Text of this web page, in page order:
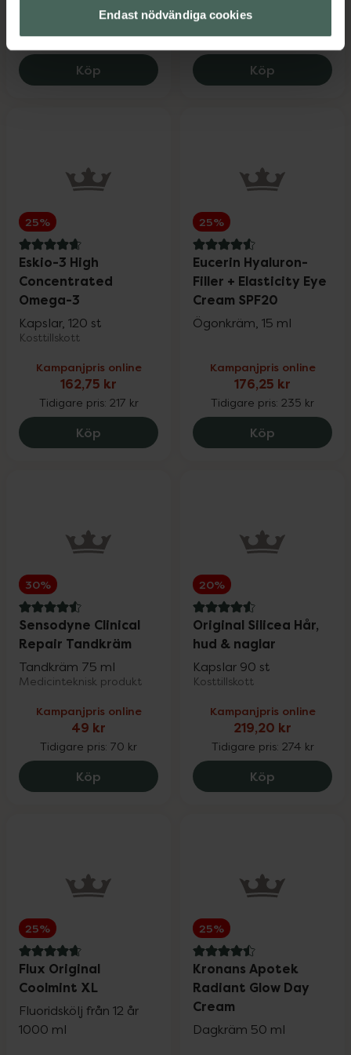
Endast nödvändiga cookies
276,75 kr
Tidigare pris:369 kr
Köp St.Tropez Self Tan Bronzing Express
296,25 kr
Tidigare pris:395 kr
Köp Eucerin
25%
4.8 av 5 i omdöme
Eskio-3 High
Concentrated
Omega-3
Kapslar, 120 st
Kosttillskott
Kampanjpris online
162,75 kr
Tidigare pris: 217 kr
Köp Eskio-3 High Concentrated Omega-3,
25%
4.6 av 5 i omdöme
Eucerin Hyaluron-
Filler + Elasticity Eye
Cream SPF20
Ögonkräm, 15 ml
Kampanjpris online
176,25 kr
Tidigare pris: 235 kr
Köp Eucerin
30%
4.6 av 5 i omdöme
Sensodyne Clinical
Repair Tandkräm
Tandkräm 75 ml
Medicinteknisk produkt
Kampanjpris online
49 kr
Tidigare pris: 70 kr
Köp Sensodyne Clinical Repair Tandkräm,
20%
4.6 av 5 i omdöme
Original Silicea Hår,
hud & naglar
Kapslar 90 st
Kosttillskott
Kampanjpris online
219,20 kr
Tidigare pris: 274 kr
Köp Original
25%
4.8 av 5 i omdöme
Flux Original
Coolmint XL
Fluoridskölj från 12 år
1000 ml
25%
4.5 av 5 i omdöme
Kronans Apotek
Radiant Glow Day
Cream
Dagkräm 50 ml